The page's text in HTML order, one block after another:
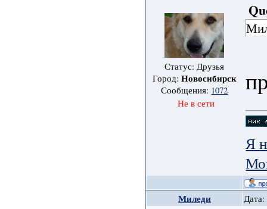
Статус: Друзья
Город: Новосибирск
Сообщения: 1072
Не в сети
Я
Миледи